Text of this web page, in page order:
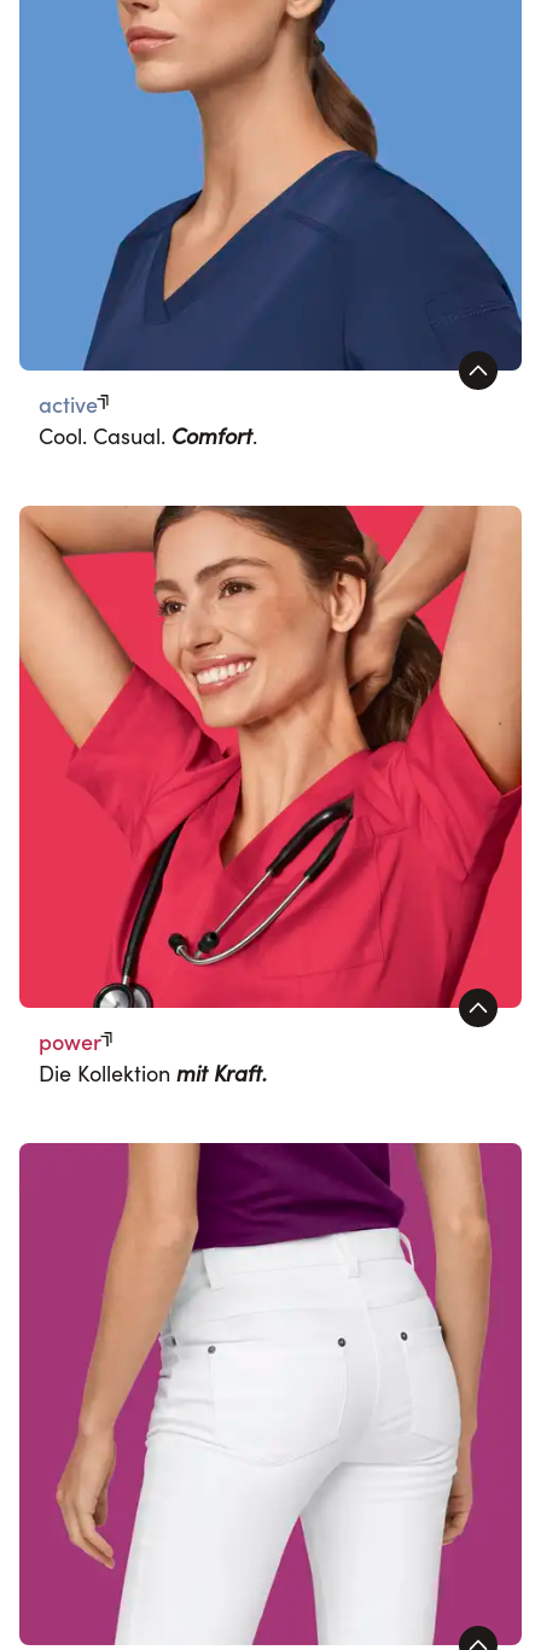
active
Cool. Casual. Comfort.
power
Die Kollektion mit Kraft.